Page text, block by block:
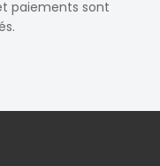
paiements sont